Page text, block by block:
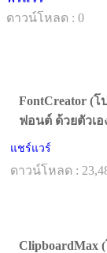
ดาวน์โหลด : 0
FontCreator (
ฟอนต์ ด้วยตัวเอ
แชร์แวร์
ดาวน์โหลด :
ClipboardMax